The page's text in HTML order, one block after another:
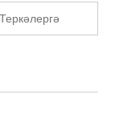
Теркәлергә